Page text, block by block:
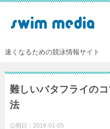
速くなるための競泳情報サイト
難しいバタフライの
法
公開日： 2016-01-05